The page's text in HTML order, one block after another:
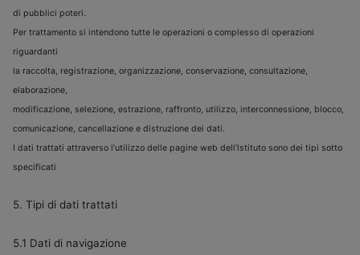
di pubblici poteri.
Per trattamento si intendono tutte le operazioni o complesso di operazioni
riguardanti
la raccolta, registrazione, organizzazione, conservazione, consultazione,
elaborazione,
modificazione, selezione, estrazione, raffronto, utilizzo, interconnessione, blocco,
comunicazione, cancellazione e distruzione dei dati.
I dati trattati attraverso l’utilizzo delle pagine web dell’lstituto sono dei tipi sotto
specificati
5. Tipi di dati trattati
5.1 Dati di navigazione